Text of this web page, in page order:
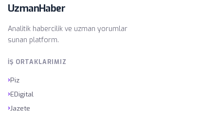
UzmanHaber
Analitik habercilik ve uzman yorumlar
sunan platform.
İŞ ORTAKLARIMIZ
›Piz
›EDigital
›Jazete